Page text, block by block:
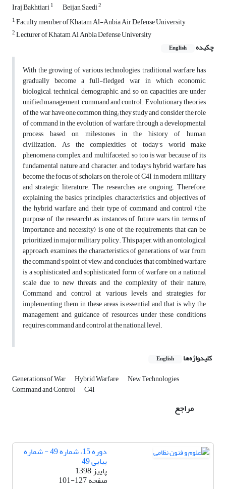
Iraj Bakhtiari1 Beijan Saedi2
1Faculty member of Khatam Al-Anbia Air Defense University
2Lecturer of Khatam Al Anbia Defense University
چکیده
English
With the growing of various technologies, traditional warfare has
gradually become a full-fledged war in which economic,
biological, technical, demographic, and so on capacities are under
unified management, command and control. Evolutionary theories
of the war have one common thing; they study and consider the role
of command in the evolution of warfare through a developmental
process based on milestones in the history of human
civilization. As the complexities of today's world make
phenomena complex and multifaceted, so too is war because of its
fundamental nature and character, and today's hybrid warfare has
become the focus of scholars on the role of C4I in modern military
and strategic literature. The researches are ongoing. Therefore,
explaining the basics, principles, characteristics, and objectives of
the hybrid warfare and their type of command and control (the
purpose of the research) as instances of future wars (in terms of
importance and necessity) is one of the requirements that can be
prioritized in major military policy. This paper, with an ontological
approach, examines the characteristics of generations of war from
the command's point of view, and concludes that combined warfare
is a sophisticated and sophisticated form of warfare on a national
scale due to new threats and the complexity of their nature;
Command and control at various levels and strategies for
implementing them in these areas is essential and that is why the
management and guidance of resources under these conditions
requires command and control at the national level.
کلیدواژه‌ها English
Generations of War Hybrid Warfare New Technologies
Command and Control C4I
مراجع
دوره 15، شماره 49 - شماره
پیاپی 49
پاییز 1398
صفحه101-127